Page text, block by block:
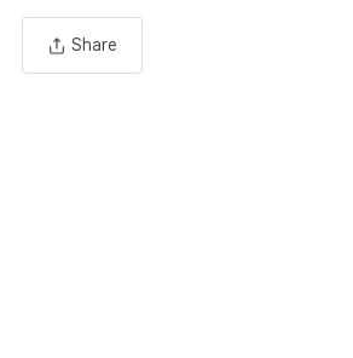
Share